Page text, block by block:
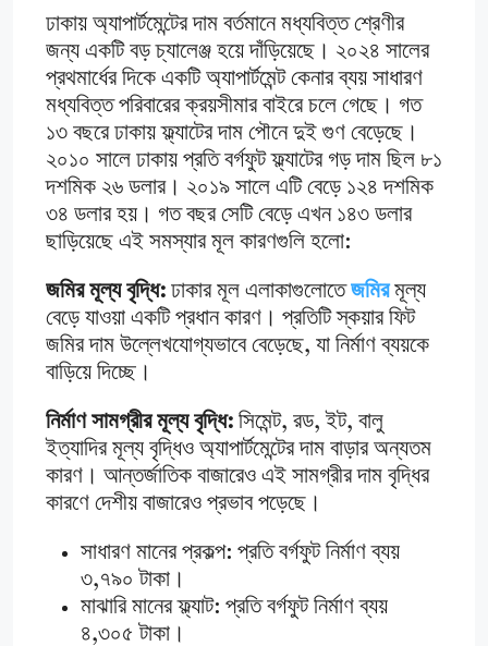
ঢাকায় অ্যাপার্টমেন্টের দাম বর্তমানে মধ্যবিত্ত শ্রেণীর
জন্য একটি বড় চ্যালেঞ্জ হয়ে দাঁড়িয়েছে। ২০২৪ সালের
প্রথমার্ধের দিকে একটি অ্যাপার্টমেন্ট কেনার ব্যয় সাধারণ
মধ্যবিত্ত পরিবারের ক্রয়সীমার বাইরে চলে গেছে। গত
১৩ বছরে ঢাকায় ফ্ল্যাটের দাম পৌনে দুই গুণ বেড়েছে।
২০১০ সালে ঢাকায় প্রতি বর্গফুট ফ্ল্যাটের গড় দাম ছিল ৮১
দশমিক ২৬ ডলার। ২০১৯ সালে এটি বেড়ে ১২৪ দশমিক
৩৪ ডলার হয়। গত বছর সেটি বেড়ে এখন ১৪৩ ডলার
ছাড়িয়েছে এই সমস্যার মূল কারণগুলি হলো:
জমির মূল্য বৃদ্ধি: ঢাকার মূল এলাকাগুলোতেজমিরমূল্য
বেড়ে যাওয়া একটি প্রধান কারণ। প্রতিটি স্কয়ার ফিট
জমির দাম উল্লেখযোগ্যভাবে বেড়েছে, যা নির্মাণ ব্যয়কে
বাড়িয়ে দিচ্ছে।
নির্মাণ সামগ্রীর মূল্য বৃদ্ধি: সিমেন্ট, রড, ইট, বালু
ইত্যাদির মূল্য বৃদ্ধিও অ্যাপার্টমেন্টের দাম বাড়ার অন্যতম
কারণ। আন্তর্জাতিক বাজারেও এই সামগ্রীর দাম বৃদ্ধির
কারণে দেশীয় বাজারেও প্রভাব পড়েছে।
সাধারণ মানের প্রকল্প: প্রতি বর্গফুট নির্মাণ ব্যয়
৩,৭৯০ টাকা।
মাঝারি মানের ফ্ল্যাট: প্রতি বর্গফুট নির্মাণ ব্যয়
৪,৩০৫ টাকা।